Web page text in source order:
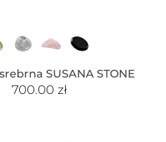
SUSANA STONE
700.00 zł